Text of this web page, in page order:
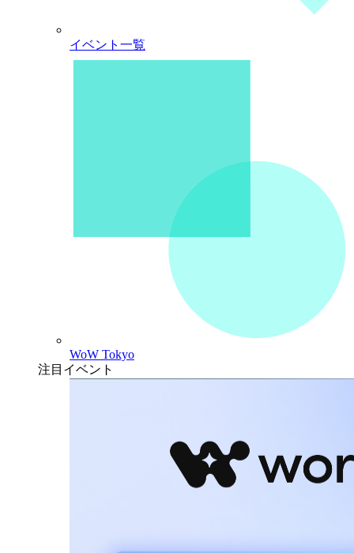
イベント一覧
WoW Tokyo
注目イベント